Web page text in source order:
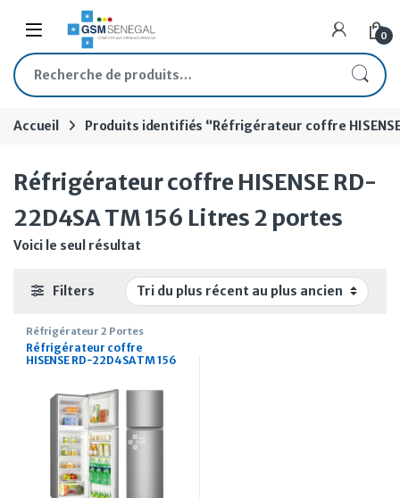
Skip to navigation
Skip to content
Open 0
Recherche pour :
Accueil Produits identifiés “Réfrigérateur coffre
Réfrigérateur coffre HISENSE RD-
22D4SA TM 156 Litres 2 portes
Voici le seul résultat
Filters
Réfrigérateur 2 Portes
Réfrigérateur coffre
HISENSE RD-22D4SA TM 156